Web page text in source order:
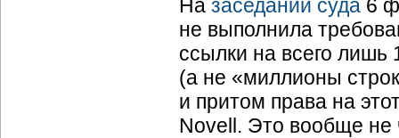
На заседании суда 6
не выполнила
ссылки на всего
(а не «миллионы
и притом права на
Novell. Это вообще не